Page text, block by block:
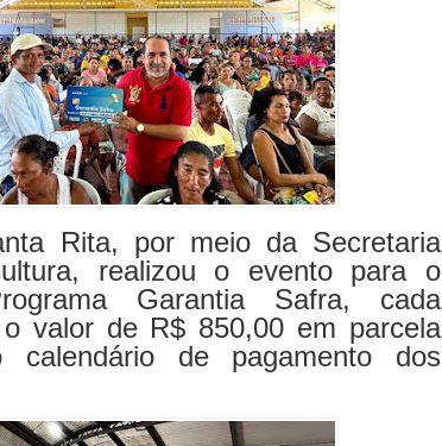
Rita, por meio da Secretaria
realizou o evento para o
Garantia Safra, cada
valor de R$ 850,00 em parcela
calendário de pagamento dos